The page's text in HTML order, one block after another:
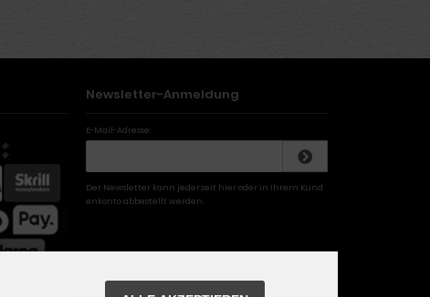
Newsletter-Anmeldung
E-Mail-Adresse:
Der Newsletter kann jederzeit hier oder in Ihrem Kund
enkonto abbestellt werden.